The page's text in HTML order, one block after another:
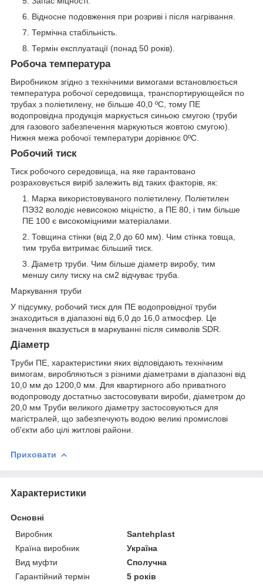
Відносне подовження при розриві і після нагрівання.
Термічна стабільність.
Термін експлуатації (понад 50 років).
Робоча температура
Виробником згідно з технічними вимогами встановлюється
температура робочої середовища, транспортирующейся по
трубах з поліетилену, не більше 40,0 ºС, тому ПЕ
водопровідна продукція маркується синьою смугою (труби
для газового забезпечення маркуються жовтою смугою).
Нижня межа робочої температури дорівнює 0ºС.
Робочий тиск
Тиск робочого середовища, на яке гарантовано
розраховується виріб залежить від таких факторів, як:
Марка використовуваного поліетилену. Поліетилен
ПЭ32 володіє невисокою міцністю, а ПЕ 80, і тим більше
ПЕ 100 є високоміцними матеріалами.
Товщина стінки (від 2,0 до 60 мм). Чим стінка товща,
тим труба витримає більший тиск.
Діаметр труби. Чим більше діаметр виробу, тим
меншу силу тиску на см2 відчуває труба.
Маркування труби
У підсумку, робочий тиск для ПЕ водопровідної труби
знаходиться в діапазоні від 6,0 до 16,0 атмосфер. Це
значення вказується в маркуванні після символів SDR.
Діаметр
Труби ПЕ, характеристики яких відповідають технічним
вимогам, виробляються з різними діаметрами в діапазоні від
10,0 мм до 1200,0 мм. Для квартирного або приватного
водопроводу достатньо застосовувати вироби, діаметром до
20,0 мм Труби великого діаметру застосовуються для
магістралей, що забезпечують водою великі промислові
об'єкти або цілі житлові райони.
Приховати
Характеристики
Основні
Виробник
Santehplast
Країна виробник
Україна
Вид муфти
Сполучна
Гарантійний термін
5 років